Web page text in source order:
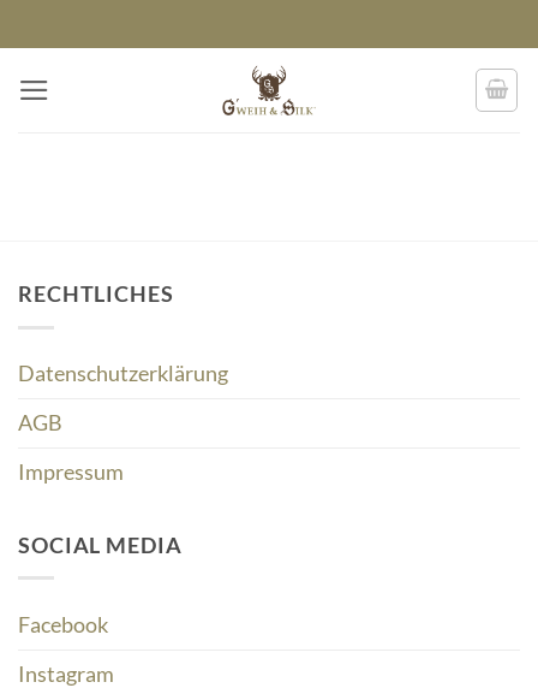
Inhalt
springen
RECHTLICHES
Datenschutzerklärung
AGB
Impressum
SOCIAL MEDIA
Facebook
Instagram